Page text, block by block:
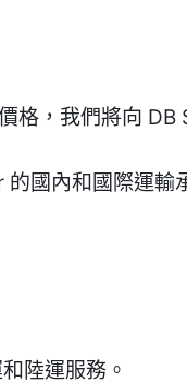
格，我們將向 DB
國內和國際運輸
陸運服務。